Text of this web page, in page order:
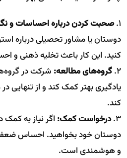
۱. صحبت کردن درباره احساسات و
دوستان یا مشاور تحصیلی درباره
کنید. این کار باعث تخلیه ذهنی و
۲. گروه‌های مطالعه: شرکت در
یادگیری بهتر کمک کند و از تنهایی
کند.
۳. درخواست کمک: اگر نیاز به کمک
دوستان خود بخواهید. احساس
و هوشمندی است.